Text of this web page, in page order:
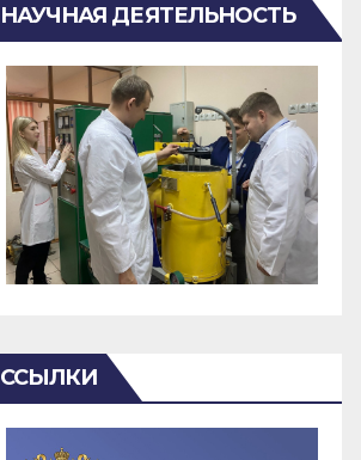
НАУЧНАЯ ДЕЯТЕЛЬНОСТЬ
ССЫЛКИ